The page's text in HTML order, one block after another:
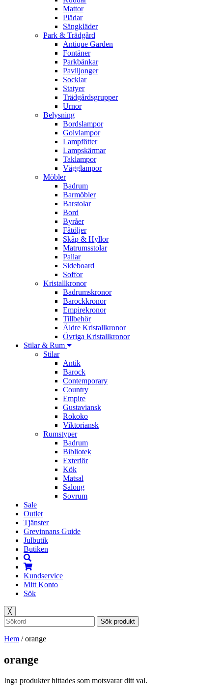
Mattor
Plädar
Sängkläder
Park & Trädgård
Antique Garden
Fontäner
Parkbänkar
Paviljonger
Socklar
Statyer
Trädgårdsgrupper
Urnor
Belysning
Bordslampor
Golvlampor
Lampfötter
Lampskärmar
Taklampor
Vägglampor
Möbler
Badrum
Barmöbler
Barstolar
Bord
Byråer
Fåtöljer
Skåp & Hyllor
Matrumsstolar
Pallar
Sideboard
Soffor
Kristallkronor
Badrumskronor
Barockkronor
Empirekronor
Tillbehör
Äldre Kristallkronor
Övriga Kristallkronor
Stilar & Rum
Stilar
Antik
Barock
Contemporary
Country
Empire
Gustaviansk
Rokoko
Viktoriansk
Rumstyper
Badrum
Bibliotek
Exteriör
Kök
Matsal
Salong
Sovrum
Sale
Outlet
Tjänster
Grevinnans Guide
Julbutik
Butiken
Kundservice
Mitt Konto
Sök
╳
Sök produkt
Hem /orange
orange
Inga produkter hittades som motsvarar ditt val.